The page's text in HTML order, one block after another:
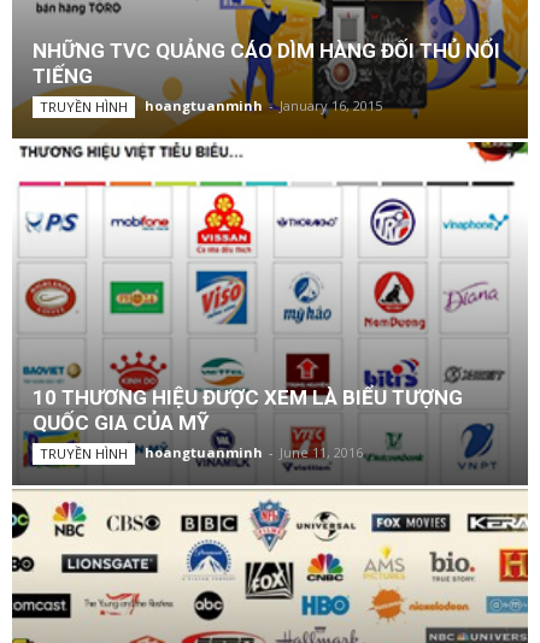
NHỮNG TVC QUẢNG CÁO DÌM HÀNG ĐỐI THỦ NỔI
TIẾNG
TRUYỀN HÌNH hoangtuanminh - January 16, 2015
10 THƯƠNG HIỆU ĐƯỢC XEM LÀ BIỂU TƯỢNG
QUỐC GIA CỦA MỸ
TRUYỀN HÌNH hoangtuanminh - June 11, 2016